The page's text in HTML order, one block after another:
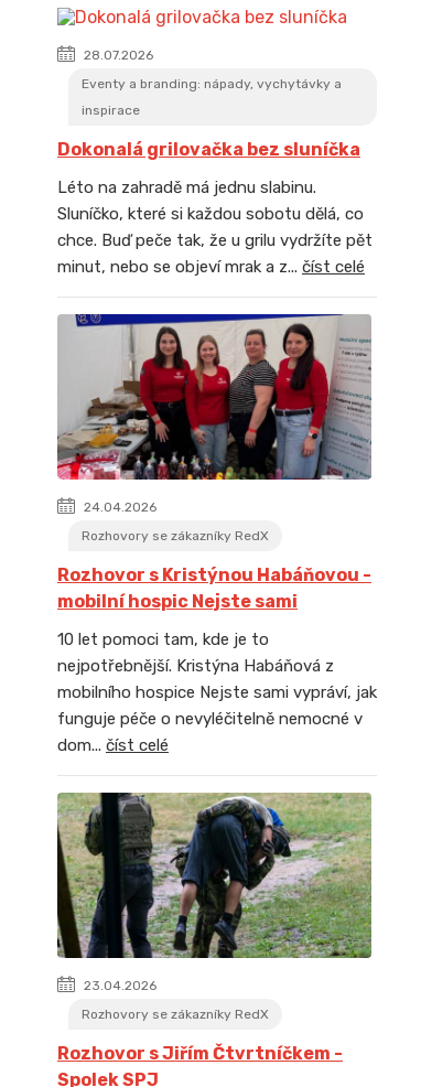
28.07.2026
Eventy a branding: nápady, vychytávky a
inspirace
Dokonalá grilovačka bez sluníčka
Léto na zahradě má jednu slabinu.
Sluníčko, které si každou sobotu dělá, co
chce. Buď peče tak, že u grilu vydržíte pět
minut, nebo se objeví mrak a z... číst celé
24.04.2026
Rozhovory se zákazníky RedX
Rozhovor s Kristýnou Habáňovou -
mobilní hospic Nejste sami
10 let pomoci tam, kde je to
nejpotřebnější. Kristýna Habáňová z
mobilního hospice Nejste sami vypráví, jak
funguje péče o nevyléčitelně nemocné v
dom... číst celé
23.04.2026
Rozhovory se zákazníky RedX
Rozhovor s Jiřím Čtvrtníčkem -
Spolek SPJ